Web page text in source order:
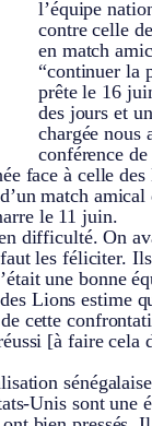
l’équipe
contre celle
en match
“continuer la
prête le 16
des jours et
chargée nous
conférence de
face à celle
match amical
le 11 juin.
difficulté. On
les féliciter.
une bonne
Lions estime
cette
[à faire cela
Unis sont une